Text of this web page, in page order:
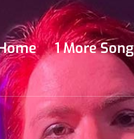
1 More Song